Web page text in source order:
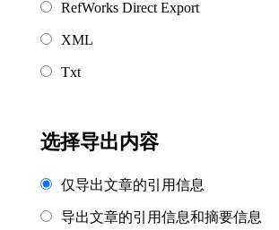
RefWorks Direct Export
XML
Txt
选择导出内容
仅导出文章的引用信息
导出文章的引用信息和摘要信息